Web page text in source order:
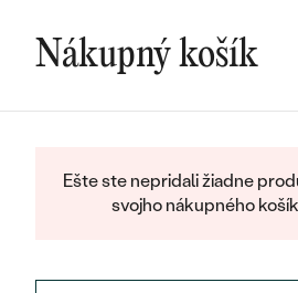
LETNÝ
BLOGŠPERKY NA MIERU
NÁUŠNICENÁUŠNICE S
Nákupný košík
Ešte ste nepridali žiadne
svojho nákupného